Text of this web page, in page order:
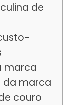
de
marca
da marca
couro